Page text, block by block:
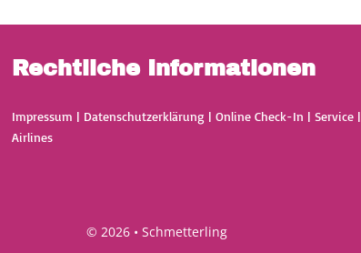
Rechtliche Informationen
Impressum | Datenschutzerklärung | Online Check-In | Service|
Airlines
© 2026 • Schmetterling